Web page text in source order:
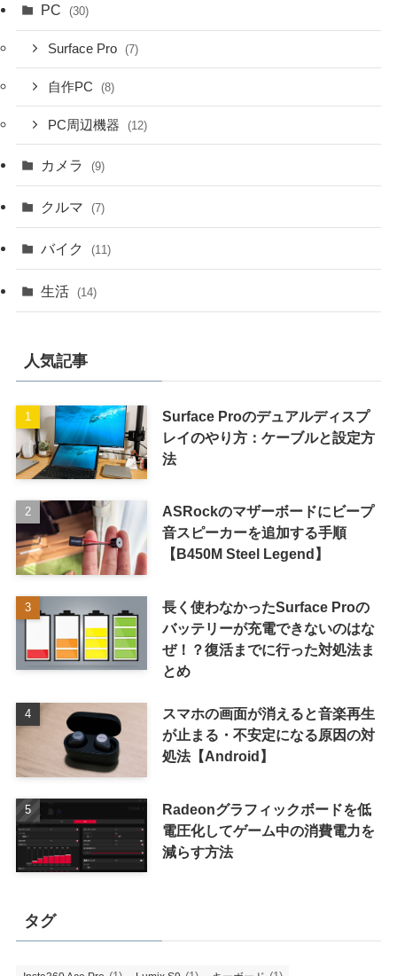
PC (30)
Surface Pro (7)
自作PC (8)
PC周辺機器 (12)
カメラ (9)
クルマ (7)
バイク (11)
生活 (14)
人気記事
Surface Proのデュアルディスプ
レイのやり方：ケーブルと設定方
法
ASRockのマザーボードにビープ
音スピーカーを追加する手順
【B450M Steel Legend】
長く使わなかったSurface Proの
バッテリーが充電できないのはな
ぜ！？復活までに行った対処法ま
とめ
スマホの画面が消えると音楽再生
が止まる・不安定になる原因の対
処法【Android】
Radeonグラフィックボードを低
電圧化してゲーム中の消費電力を
減らす方法
タグ